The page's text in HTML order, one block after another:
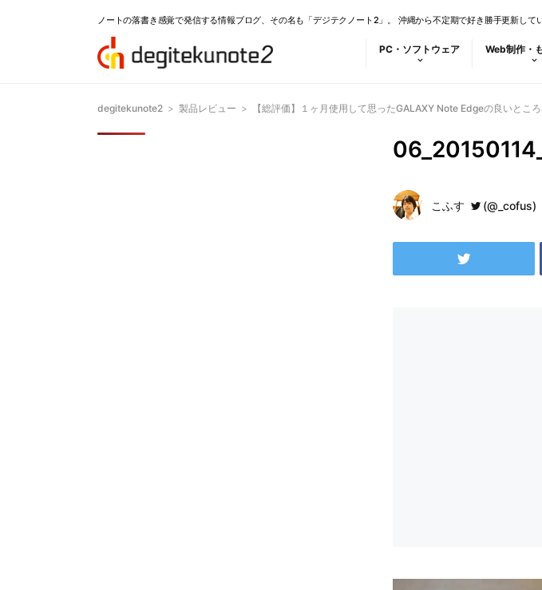
ノートの落書き感覚で発信する情報ブログ、その名も「デジテクノート2」。 沖縄から不定期で好き勝手更新して
PC・ソフトウェア Web制作・
degitekunote2 > 製品レビュー > 【総評価】１ヶ月使用して思ったGALAXY Note Edgeの良いとこ
こふす (@_cofus)